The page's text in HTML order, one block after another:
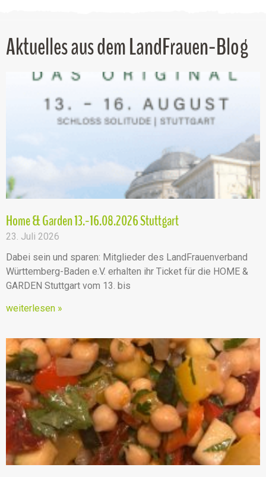
Aktuelles aus dem LandFrauen-Blog
Home & Garden 13.-16.08.2026 Stuttgart
23. Juli 2026
Dabei sein und sparen: Mitglieder des LandFrauenverband
Württemberg-Baden e.V. erhalten ihr Ticket für die HOME &
GARDEN Stuttgart vom 13. bis
weiterlesen »